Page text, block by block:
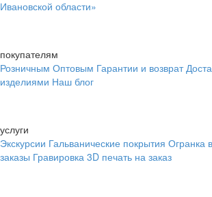
Ивановской области»
покупателям
Розничным Оптовым Гарантии и возврат
изделиями Наш блог
услуги
Экскурсии Гальванические покрытия Огранка
заказы Гравировка 3D печать на заказ